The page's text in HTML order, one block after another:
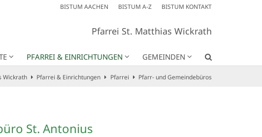
BISTUM AACHEN BISTUM A-Z BISTUM KONTAKT
Pfarrei St. Matthias Wickrath
PFARREI & EINRICHTUNGEN GEMEINDEN
Wickrath Pfarrei & Einrichtungen Pfarrei Pfarr- und Gemeindebüros
St. Antonius